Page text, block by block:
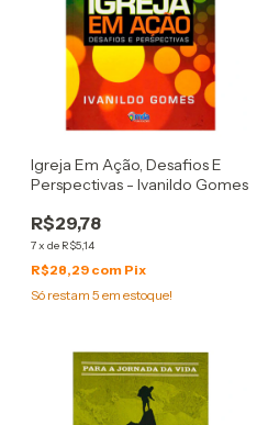
Igreja Em Ação, Desafios E
Perspectivas - Ivanildo Gomes
R$29,78
7x de R$5,14
R$28,29 com Pix
Só restam 5 em estoque!